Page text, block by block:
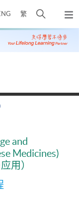
繁
开
搜
寻
弹
出
主
and
Medicines)
用）